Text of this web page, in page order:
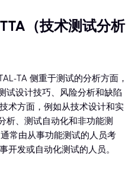
（技术测试分析
TA 侧重于测试的分析方面，
试设计技巧、风险分析和缺陷
术方面，例如从技术设计和实
析、测试自动化和非功能测
常由从事功能测试的人员考
开发或自动化测试的人员。